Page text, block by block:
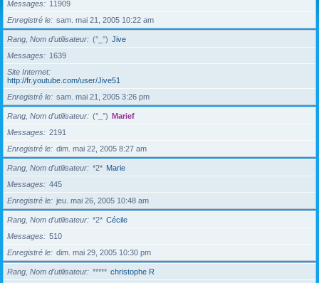
Messages
11909
Enregistré le
sam. mai 21, 2005 10:22 am
Rang, Nom d’utilisateur (°_°) Jive
Messages
1639
Site Internet
http://fr.youtube.com/user/Jive51
Enregistré le
sam. mai 21, 2005 3:26 pm
Rang, Nom d’utilisateur (°_°) Marief
Messages
2191
Enregistré le
dim. mai 22, 2005 8:27 am
Rang, Nom d’utilisateur *2* Marie
Messages
445
Enregistré le
jeu. mai 26, 2005 10:48 am
Rang, Nom d’utilisateur *2* Cécile
Messages
510
Enregistré le
dim. mai 29, 2005 10:30 pm
Rang, Nom d’utilisateur ***** christophe R